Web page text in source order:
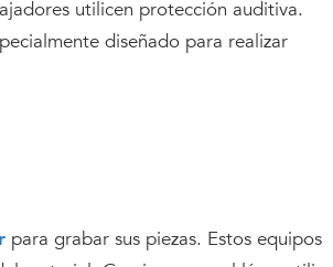
utilicen protección auditiva.
diseñado para realizar
para grabar sus piezas. Estos equipos